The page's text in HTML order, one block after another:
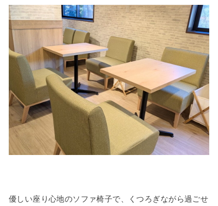
優しい座り心地のソファ椅子で、くつろぎながら過ごせ